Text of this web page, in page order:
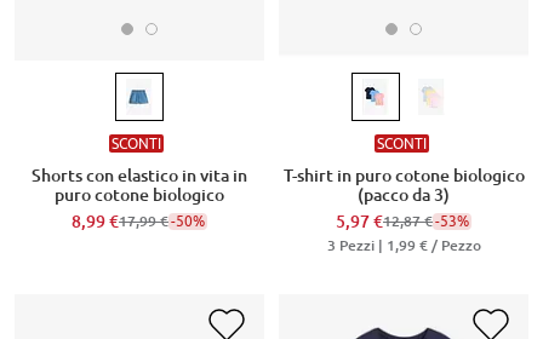
SCONTI
Shorts con elastico in vita in
puro cotone biologico
8,99 €17,99 €-50%
SCONTI
T-shirt in puro cotone biologico
(pacco da 3)
5,97 €12,87 €-53%
3 Pezzi | 1,99 €/ Pezzo